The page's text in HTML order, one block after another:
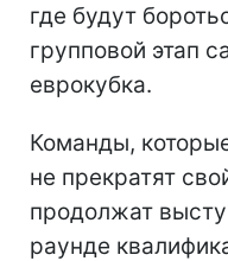
где будут
групповой этап
еврокубка.
Команды,
не прекратят
продолжат
раунде